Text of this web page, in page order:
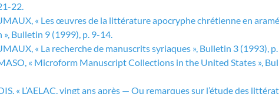
22.
« Les œuvres de la littérature apocryphe chrétienne en
», Bulletin 9 (1999), p. 9-14.
« La recherche de manuscrits syriaques », Bulletin 3 (1993),
« Microform Manuscript Collections in the United States »,
« L’AELAC, vingt ans après — Ou remarques sur l’étude des